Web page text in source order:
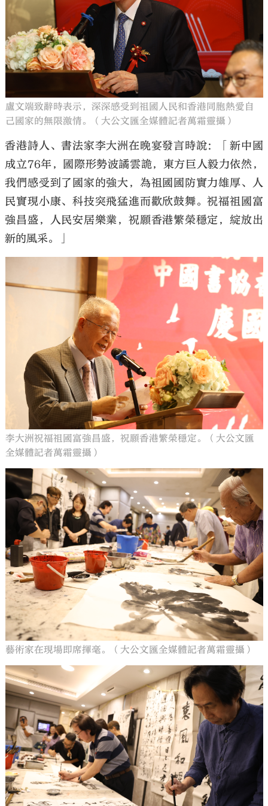
盧文端致辭時表示，深深感受到祖國人民和香港同胞熱愛自
己國家的無限激情。（大公文匯全媒體記者萬霜靈攝）
香港詩人、書法家李大洲在晚宴發言時說：「新中國
成立76年，國際形勢波譎雲詭，東方巨人毅力依然，
我們感受到了國家的強大，為祖國國防實力雄厚、人
民實現小康、科技突飛猛進而歡欣鼓舞。祝福祖國富
強昌盛，人民安居樂業，祝願香港繁榮穩定，綻放出
新的風采。」
李大洲祝福祖國富強昌盛，祝願香港繁榮穩定。（大公文匯
全媒體記者萬霜靈攝）
藝術家在現場即席揮毫。（大公文匯全媒體記者萬霜靈攝）